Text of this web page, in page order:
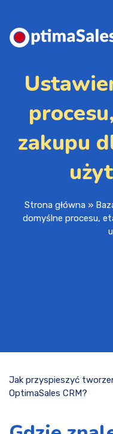
zakupu
Strona główna»
domyślne procesu,
Jak przyspieszyć
OptimaSales CRM?